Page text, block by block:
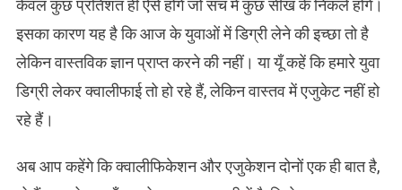
केवल कुछ प्रतिशत ही ऐसे होंगे जो सच में कुछ सीख के निकले होंगे।
इसका कारण यह है कि आज के युवाओं में डिग्री लेने की इच्छा तो है
लेकिन वास्तविक ज्ञान प्राप्त करने की नहीं। या यूँ कहें कि हमारे युवा
डिग्री लेकर क्वालीफाई तो हो रहे हैं, लेकिन वास्तव में एजुकेट नहीं हो
रहे हैं।
अब आप कहेंगे कि क्वालीफिकेशन और एजुकेशन दोनों एक ही बात है,